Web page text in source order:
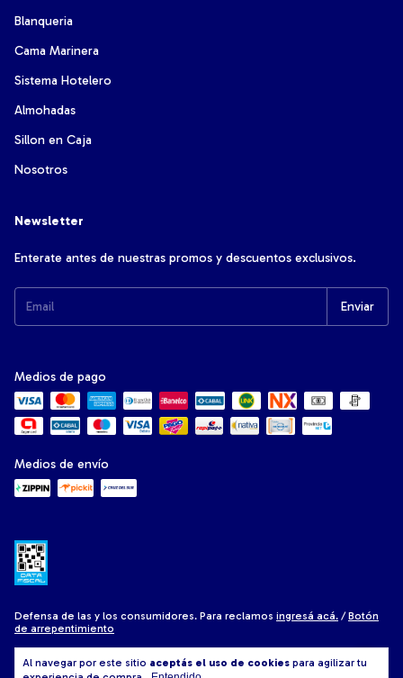
Al navegar por este sitio aceptás el uso de cookies para agilizar tu
Blanqueria
Cama Marinera
Sistema Hotelero
Almohadas
Sillon en Caja
Nosotros
Newsletter
Enterate antes de nuestras promos y descuentos exclusivos.
Medios de pago
Medios de envío
Defensa de las y los consumidores. Para reclamos ingresá acá. / Botón
de arrepentimiento